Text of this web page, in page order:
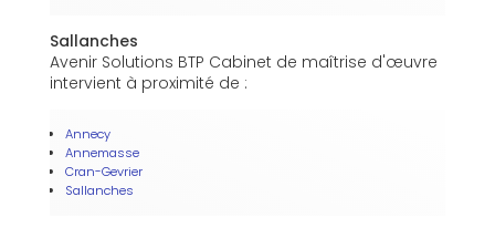
Sallanches
Avenir Solutions BTP Cabinet de maîtrise d'œuvre
intervient à proximité de :
Annecy
Annemasse
Cran-Gevrier
Sallanches